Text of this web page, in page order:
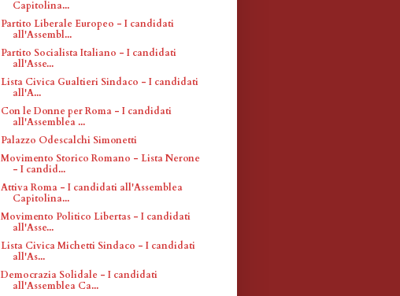
Capitolina...
Partito Liberale Europeo - I candidati
all'Assembl...
Partito Socialista Italiano - I candidati
all'Asse...
Lista Civica Gualtieri Sindaco - I candidati
all'A...
Con le Donne per Roma - I candidati
all'Assemblea ...
Palazzo Odescalchi Simonetti
Movimento Storico Romano - Lista Nerone
- I candid...
Attiva Roma - I candidati all'Assemblea
Capitolina...
Movimento Politico Libertas - I candidati
all'Asse...
Lista Civica Michetti Sindaco - I candidati
all'As...
Democrazia Solidale - I candidati
all'Assemblea Ca...